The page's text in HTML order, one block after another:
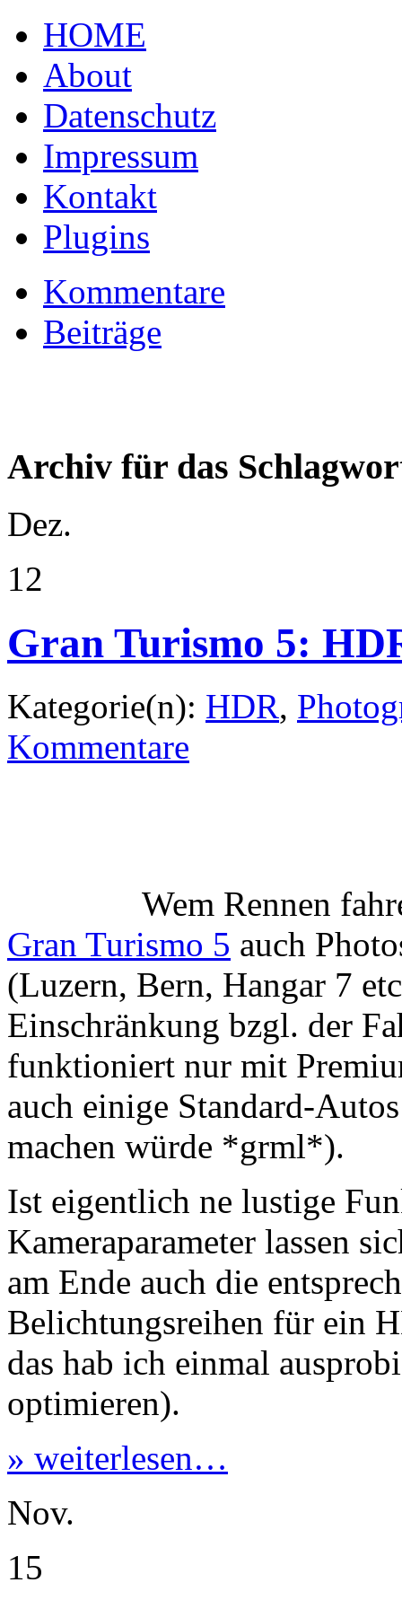
HOME
About
Datenschutz
Impressum
Kontakt
Plugins
Kommentare
Beiträge
Archiv für das
Dez.
12
Gran Turismo 5:
Kategorie(n): HDR
Kommentare
bzgl. der Fahrzeuge gibt
Premium Modellen (es hat
Autos von denen ich gerne
*grml*).
Ist eigentlich ne lustige
Kameraparameter lassen
am Ende auch die
Belichtungsreihen für ein
das hab ich einmal
optimieren).
» weiterlesen…
Nov.
15
Notiz an mich – Teil I
Kategorie(n):